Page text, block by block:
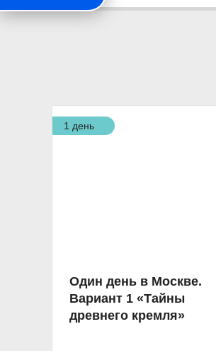
1 день
Один день в Москве.
Вариант 1 «Тайны
древнего кремля»